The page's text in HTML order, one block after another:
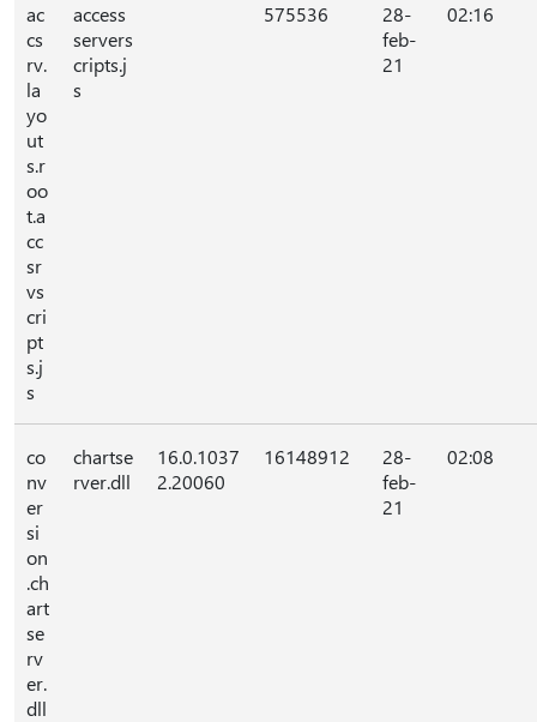
ac
cs
rv.
la
yo
ut
s.r
oo
t.a
cc
sr
vs
cri
pt
s.j
s
access
servers
cripts.j
s
575536
28-
feb-
21
02:16
co
nv
er
si
on
.ch
art
se
rv
er.
dll
chartse
rver.dll
16.0.1037
2.20060
16148912
28-
feb-
21
02:08